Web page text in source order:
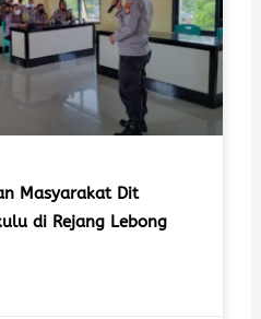
Masyarakat Dit
di Rejang Lebong